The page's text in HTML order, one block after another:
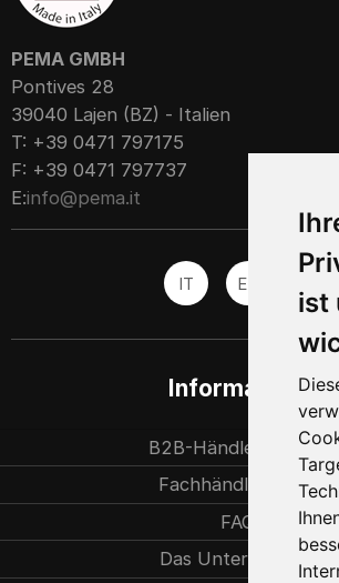
ist
PEMA GMBH
Pontives 28
39040 Lajen (BZ) - Italien
T: +39 0471 797175
F: +39 0471 797737
E:info@pema.it
IT EN
Informationen
B2B-Händlerpartner
Fachhändlersuche
FAQ
Das Unternehmen